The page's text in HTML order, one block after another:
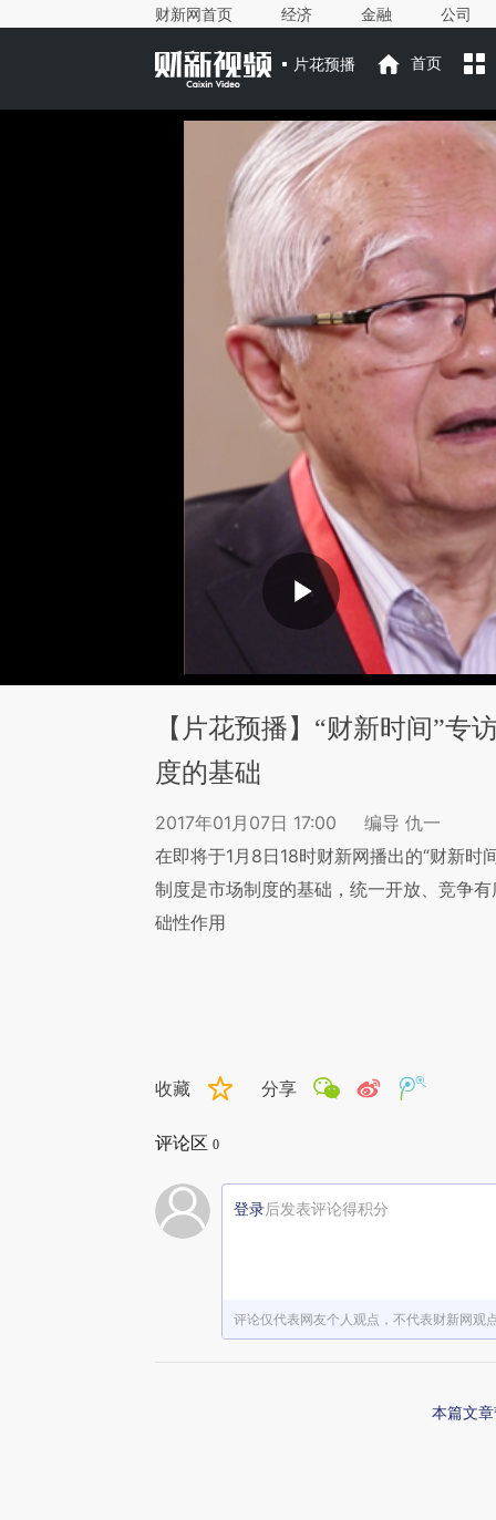
财新网首页 经济 金融 公司
片花预播 首页
【片花预播】“财新时间”专
度的基础
2017年01月07日 17:00
编导 仇一
在即将于1月8日18时财新网播出的“财新时
制度是市场制度的基础，统一开放、竞争
础性作用
收藏 分享
评论区 0
登录后发表评论得积分
评论仅代表网友个人观点，不代表财新网观
本篇文